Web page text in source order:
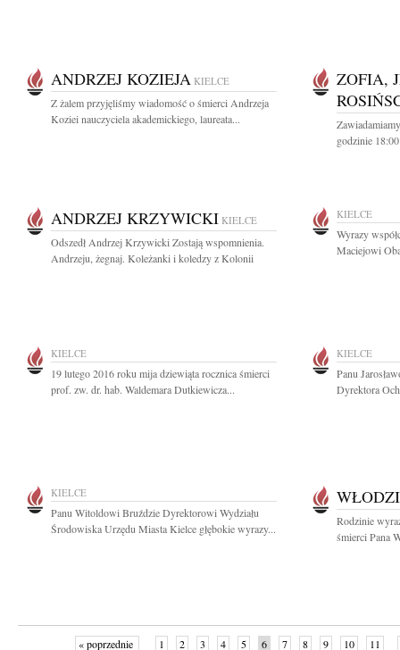
ANDRZEJ KOZIEJA KIELCE
Z żalem przyjęliśmy wiadomość o śmierci Andrzeja
Koziei nauczyciela akademickiego, laureata...
ZOFIA,
godzinie
ANDRZEJ KRZYWICKI KIELCE
Odszedł Andrzej Krzywicki Zostają wspomnienia.
Andrzeju, żegnaj. Koleżanki i koledzy z Kolonii
KIELCE
Wyrazy
Maciejowi
KIELCE
19 lutego 2016 roku mija dziewiąta rocznica śmierci
prof. zw. dr. hab. Waldemara Dutkiewicza...
KIELCE
Panu
Dyrektora
KIELCE
Panu Witoldowi Bruździe Dyrektorowi Wydziału
Środowiska Urzędu Miasta Kielce głębokie wyrazy...
Rodzinie
śmierci Pana
« poprzednie 1 2 3 4 5 6 7 8 9 10 11